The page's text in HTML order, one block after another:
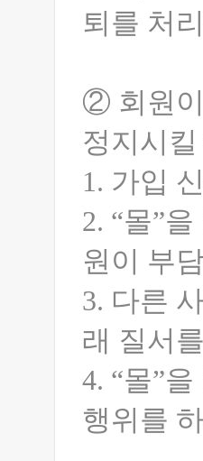
퇴를 처
② 회원이
정지시
1. 가입
2. “몰”
원이 부
3. 다른
래 질서
4. “몰”
행위를